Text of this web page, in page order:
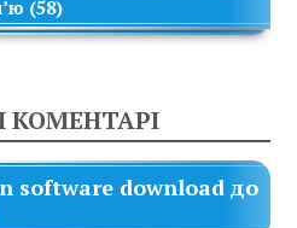
(58)
КОМЕНТАРІ
software download до